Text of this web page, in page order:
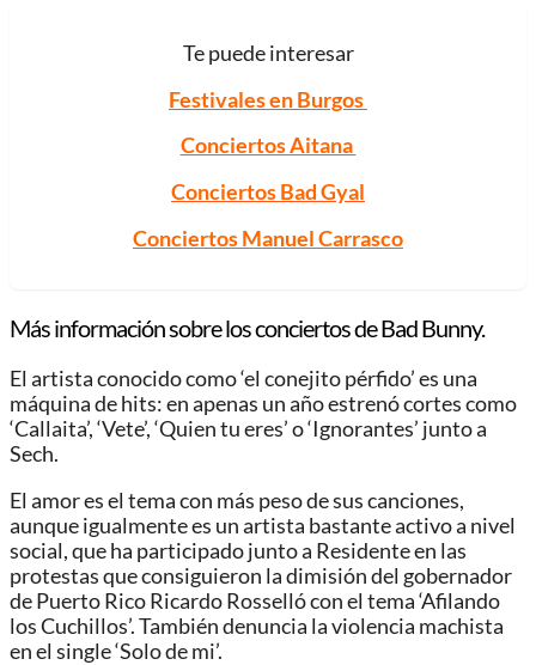
Te puede interesar
Festivales en Burgos
Conciertos Aitana
Conciertos Bad Gyal
Conciertos Manuel Carrasco
Más información sobre los conciertos de Bad Bunny.
El artista conocido como ‘el conejito pérfido’ es una
máquina de hits: en apenas un año estrenó cortes como
‘Callaita’, ‘Vete’, ‘Quien tu eres’ o ‘Ignorantes’ junto a
Sech.
El amor es el tema con más peso de sus canciones,
aunque igualmente es un artista bastante activo a nivel
social, que ha participado junto a Residente en las
protestas que consiguieron la dimisión del gobernador
de Puerto Rico Ricardo Rosselló con el tema ‘Afilando
los Cuchillos’. También denuncia la violencia machista
en el single ‘Solo de mi’.